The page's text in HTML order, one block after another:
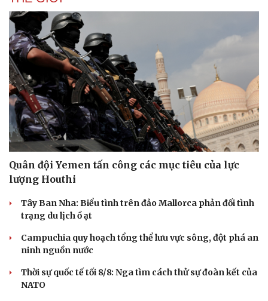
Quân đội Yemen tấn công các mục tiêu của lực
lượng Houthi
Tây Ban Nha: Biểu tình trên đảo Mallorca phản đối tình
trạng du lịch ồ ạt
Campuchia quy hoạch tổng thể lưu vực sông, đột phá an
ninh nguồn nước
Thời sự quốc tế tối 8/8: Nga tìm cách thử sự đoàn kết của
NATO